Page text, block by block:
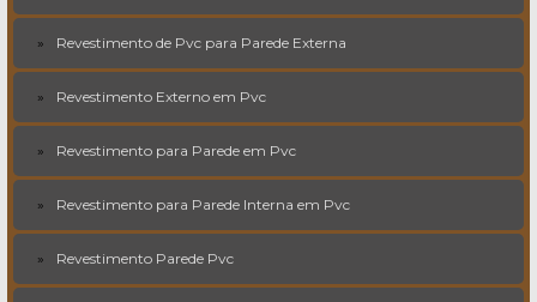
Revestimento de Pvc para Parede Externa
Revestimento Externo em Pvc
Revestimento para Parede em Pvc
Revestimento para Parede Interna em Pvc
Revestimento Parede Pvc